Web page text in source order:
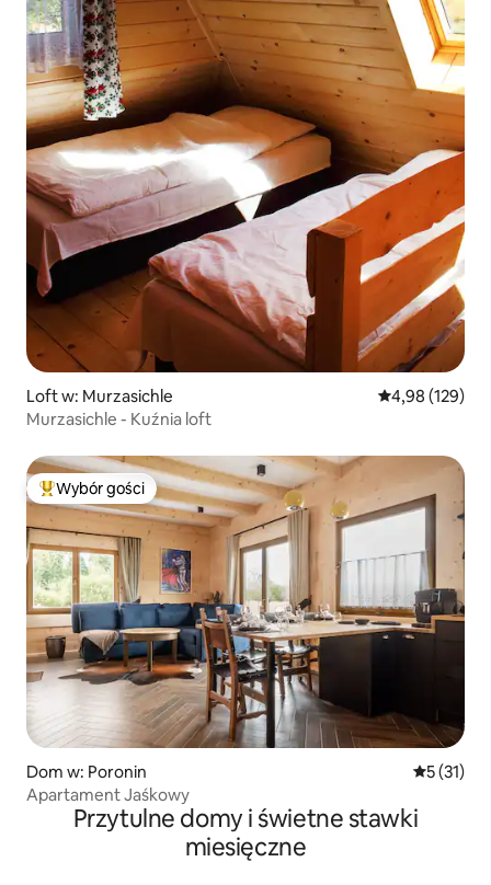
Loft w: Murzasichle Średnia
4,98 (129)
Murzasichle - Kuźnia loft
Najpopularniejsze z kategorii Wybór gości
Wybór gości
Dom w: Poronin Średnia
5 (31)
Apartament Jaśkowy
Przytulne domy i świetne stawki
miesięczne